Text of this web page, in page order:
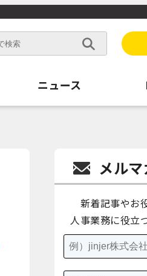
ニュース
メル
新着記事やお
人事業務に役立